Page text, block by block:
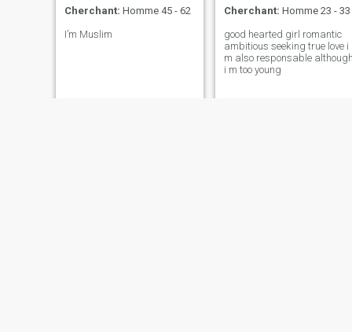
Cherchant: Homme 45 - 62
I’m Muslim
Cherchant: Homme 23 - 33
good hearted girl romantic
ambitious seeking true love i
m also responsable although
i m too young